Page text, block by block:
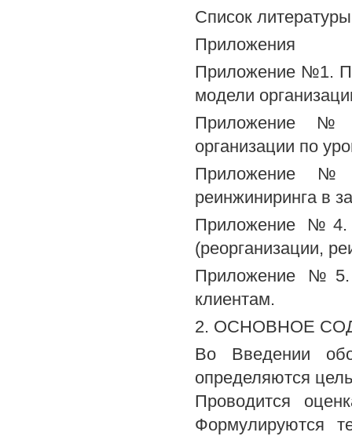
Список литературы
Приложения
Приложение №1.
модели
Приложение
организации по
Приложение
реинжиниринга в
Приложение №4.
(реорганизации,
Приложение №5.
клиентам.
2. ОСНОВНОЕ
Во Введении
определяются
Проводится
Формулируются